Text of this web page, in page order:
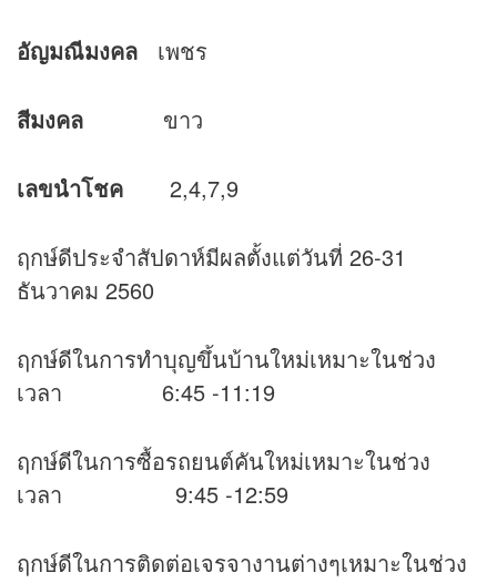
อัญมณีมงคล เพชร
สีมงคล ขาว
เลขนำโชค 2,4,7,9
ฤกษ์ดีประจำสัปดาห์มีผลตั้งแต่วันที่ 26-31
ธันวาคม 2560
ฤกษ์ดีในการทำบุญขึ้นบ้านใหม่เหมาะในช่วง
เวลา 6:45 -11:19
ฤกษ์ดีในการซื้อรถยนต์คันใหม่เหมาะในช่วง
เวลา 9:45 -12:59
ฤกษ์ดีในการติดต่อเจรจางานต่างๆเหมาะในช่วง